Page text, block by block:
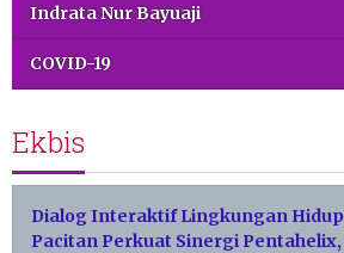
Indrata Nur Bayuaji
COVID-19
Ekbis
Dialog Interaktif Lingkungan Hidup
Pacitan Perkuat Sinergi Pentahelix,